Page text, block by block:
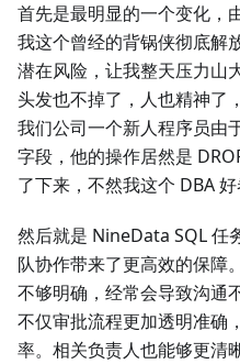
首先是最明显的一个变化，
我这个曾经的背锅侠彻底解
潜在风险，让我整天压力山
头发也不掉了，人也精神了
我们公司一个新人程序员由
字段，他的操作居然是
了下来，不然我这个 DBA 好
然后就是 NineData SQL 任
队协作带来了更高效的保障
不够明确，经常会导致沟通
不仅审批流程更加透明准确
率。相关负责人也能够更清